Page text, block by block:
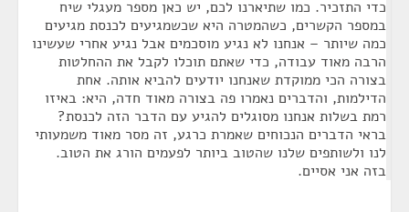
כדי התזכיר. כמו שתיארנו לכם, יש כאן מספר מעגלי שיח
במספר הקשרים, כשהמטרה היא שכשמגיעים לכנסת מגיעים
כמה שיותר – אנחנו לא נגיע מוסכמים אבל נגיע אחרי שעשינו
הרבה מאוד עבודה, כדי שאתם תוכלו לקבל את ההחלטות
בצורה הכי ממוקדת שאנחנו יודעים להביא אותה. אחת
הדילמות, והדברים נאמרו פה בצורה מאוד חדה, היא: באיזו
רמת בשלות אנחנו מסוגלים להגיע עם הדבר הזה לכנסת?
בראי הדברים הנכוחים שאמרת כרגע, זה מסר מאוד משמעותי
לנו ולשותפים שלנו שהטוב ביותר לפעמים הורג את הטוב.
בזה אני אסיים.